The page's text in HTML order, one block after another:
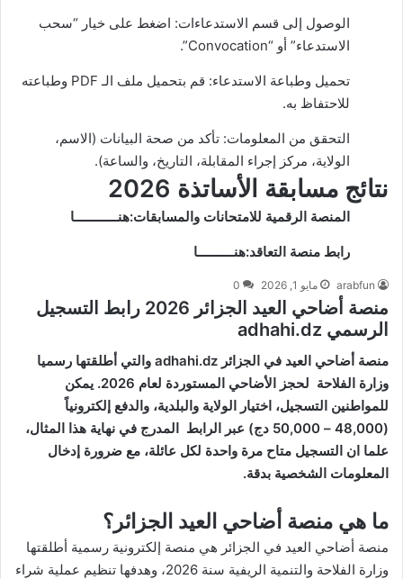
الوصول إلى قسم الاستدعاءات: اضغط على خيار “سحب
الاستدعاء” أو “Convocation”.
تحميل وطباعة الاستدعاء: قم بتحميل ملف الـ PDF وطباعته
للاحتفاظ به.
التحقق من المعلومات: تأكد من صحة البيانات (الاسم،
الولاية، مركز إجراء المقابلة، التاريخ، والساعة).
نتائج مسابقة الأساتذة 2026
المنصة الرقمية للامتحانات والمسابقات:هنــــــــــــا
رابط منصة التعاقد:هنــــــــــا
arabfun مايو 1, 2026 0
منصة أضاحي العيد الجزائر 2026 رابط التسجيل
الرسمي adhahi.dz
منصة أضاحي العيد في الجزائر adhahi.dz والتي أطلقتها رسميا
وزارة الفلاحة لحجز الأضاحي المستوردة لعام 2026. يمكن
للمواطنين التسجيل، اختيار الولاية والبلدية، والدفع إلكترونياً
(48,000 – 50,000 دج) عبر الرابط المدرج في نهاية هذا المثال،
علما ان التسجيل متاح مرة واحدة لكل عائلة، مع ضرورة إدخال
المعلومات الشخصية بدقة.
ما هي منصة أضاحي العيد الجزائر؟
منصة أضاحي العيد في الجزائر هي منصة إلكترونية رسمية أطلقتها
وزارة الفلاحة والتنمية الريفية سنة 2026، وهدفها تنظيم عملية شراء